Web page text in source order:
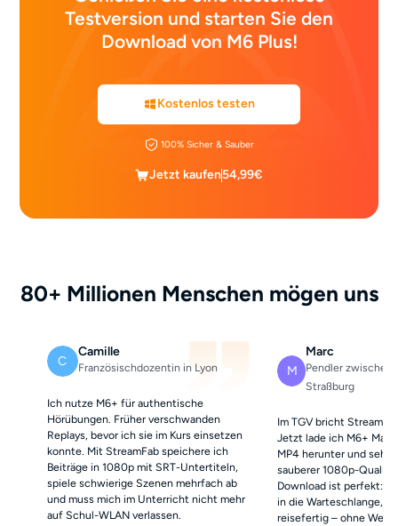
Testversion und starten Sie den
Download von M6 Plus!
Kostenlos testen
100% Sicher & Sauber
Jetzt kaufen54,99€
80+ Millionen Menschen mögen uns
C
Camille
Französischdozentin in Lyon
Ich nutze M6+ für authentische
Hörübungen. Früher verschwanden
Replays, bevor ich sie im Kurs einsetzen
konnte. Mit StreamFab speichere ich
Beiträge in 1080p mit SRT-Untertiteln,
spiele schwierige Szenen mehrfach ab
und muss mich im Unterricht nicht mehr
auf Schul-WLAN verlassen.
M
Marc
Pendler zwischen
Straßburg
Im TGV bricht
Jetzt lade ich M6+
MP4 herunter und sehe
sauberer 1080p-
Download ist perfekt:
in die Warteschlange,
reisefertig – ohne